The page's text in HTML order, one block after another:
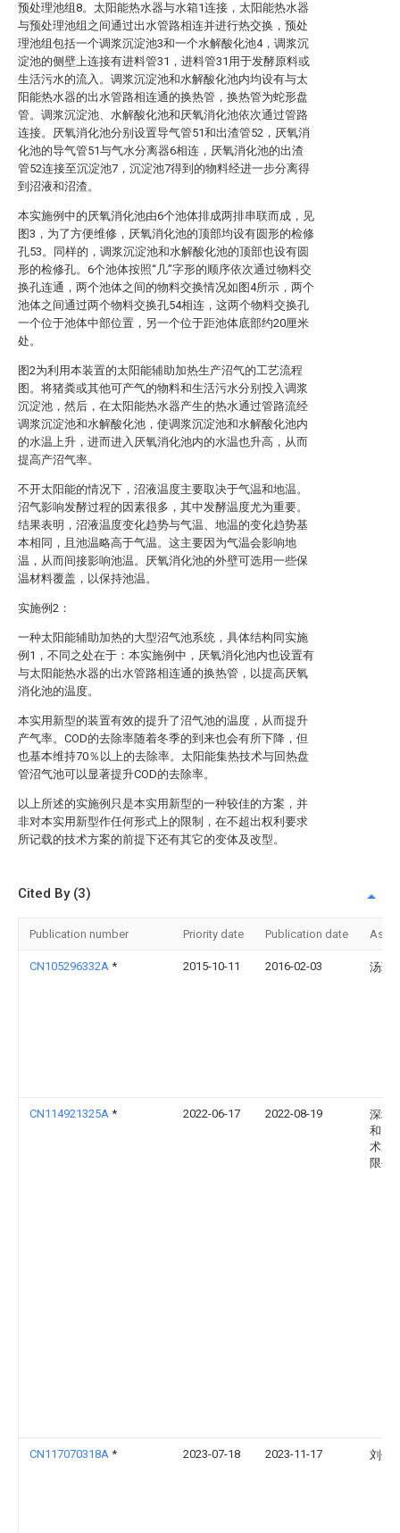
预处理池组8。太阳能热水器与水箱1连接，太阳能热水器
与预处理池组之间通过出水管路相连并进行热交换，预处
理池组包括一个调浆沉淀池3和一个水解酸化池4，调浆沉
淀池的侧壁上连接有进料管31，进料管31用于发酵原料或
生活污水的流入。调浆沉淀池和水解酸化池内均设有与太
阳能热水器的出水管路相连通的换热管，换热管为蛇形盘
管。调浆沉淀池、水解酸化池和厌氧消化池依次通过管路
连接。厌氧消化池分别设置导气管51和出渣管52，厌氧消
化池的导气管51与气水分离器6相连，厌氧消化池的出渣
管52连接至沉淀池7，沉淀池7得到的物料经进一步分离得
到沼液和沼渣。
本实施例中的厌氧消化池由6个池体排成两排串联而成，见
图3，为了方便维修，厌氧消化池的顶部均设有圆形的检修
孔53。同样的，调浆沉淀池和水解酸化池的顶部也设有圆
形的检修孔。6个池体按照“几”字形的顺序依次通过物料交
换孔连通，两个池体之间的物料交换情况如图4所示，两个
池体之间通过两个物料交换孔54相连，这两个物料交换孔
一个位于池体中部位置，另一个位于距池体底部约20厘米
处。
图2为利用本装置的太阳能辅助加热生产沼气的工艺流程
图。将猪粪或其他可产气的物料和生活污水分别投入调浆
沉淀池，然后，在太阳能热水器产生的热水通过管路流经
调浆沉淀池和水解酸化池，使调浆沉淀池和水解酸化池内
的水温上升，进而进入厌氧消化池内的水温也升高，从而
提高产沼气率。
不开太阳能的情况下，沼液温度主要取决于气温和地温。
沼气影响发酵过程的因素很多，其中发酵温度尤为重要。
结果表明，沼液温度变化趋势与气温、地温的变化趋势基
本相同，且池温略高于气温。这主要因为气温会影响地
温，从而间接影响池温。厌氧消化池的外壁可选用一些保
温材料覆盖，以保持池温。
实施例2：
一种太阳能辅助加热的大型沼气池系统，具体结构同实施
例1，不同之处在于：本实施例中，厌氧消化池内也设置有
与太阳能热水器的出水管路相连通的换热管，以提高厌氧
消化池的温度。
本实用新型的装置有效的提升了沼气池的温度，从而提升
产气率。COD的去除率随着冬季的到来也会有所下降，但
也基本维持70％以上的去除率。太阳能集热技术与回热盘
管沼气池可以显著提升COD的去除率。
以上所述的实施例只是本实用新型的一种较佳的方案，并
非对本实用新型作任何形式上的限制，在不超出权利要求
所记载的技术方案的前提下还有其它的变体及改型。
Cited By (3)
Publication number Priority date Publication date
CN105296332A * 2015-10-11 2016-02-03 汤瑞
CN114921325A * 2022-06-17 2022-08-19
深圳
和巴
术股
限公
CN117070318A * 2023-07-18 2023-11-17 刘伟